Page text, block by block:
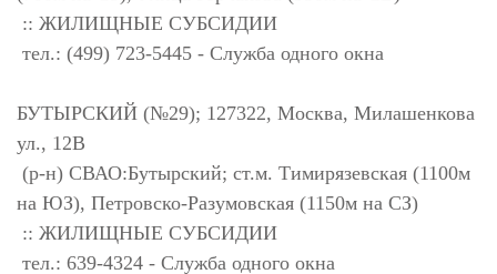
:: ЖИЛИЩНЫЕ СУБСИДИИ
тел.: (499) 723-5445 - Служба одного окна
БУТЫРСКИЙ (№29); 127322, Москва, Милашенкова
ул., 12В
(р-н) СВАО:Бутырский; ст.м. Тимирязевская (1100м
на ЮЗ), Петровско-Разумовская (1150м на СЗ)
:: ЖИЛИЩНЫЕ СУБСИДИИ
тел.: 639-4324 - Служба одного окна